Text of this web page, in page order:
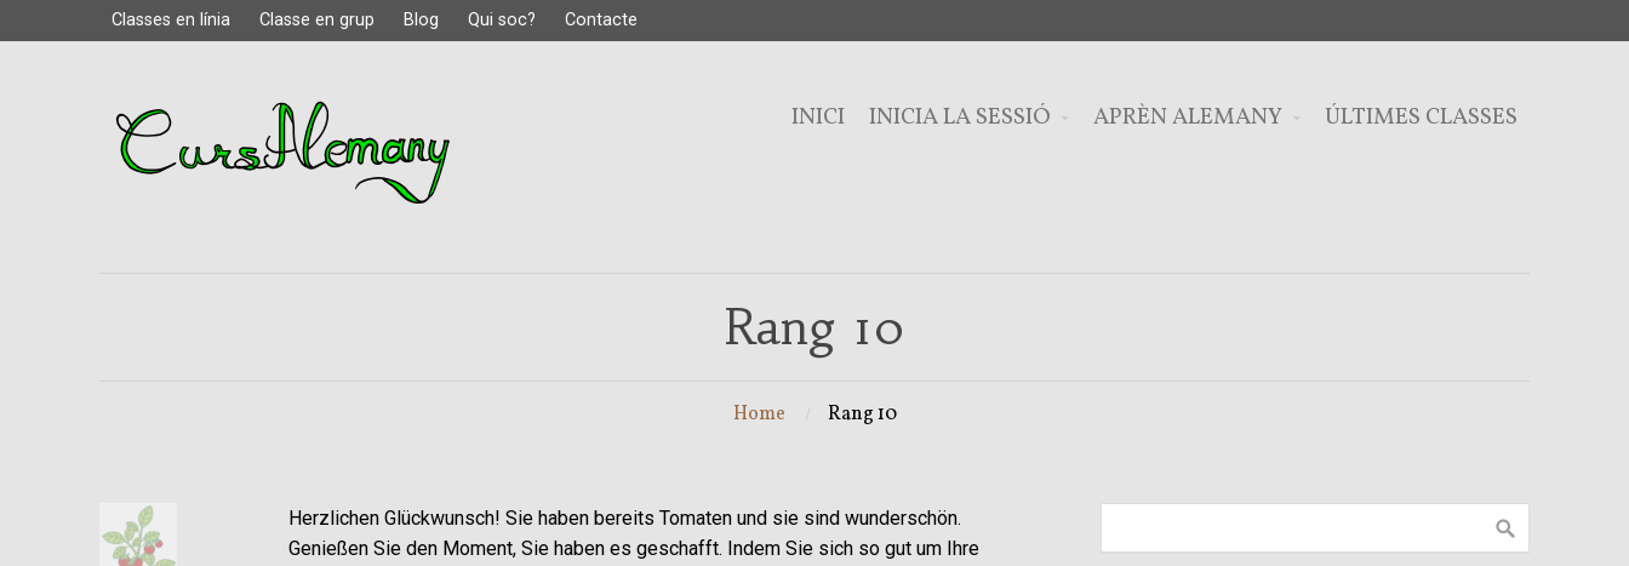
Classes en línia Classe en grup Blog Qui soc? Contacte
INICI INICIA LA SESSIÓ APRÈN ALEMANY ÚLTIMES CLASSES
Rang 10
Home Rang 10
Herzlichen Glückwunsch! Sie haben bereits Tomaten und sie sind wunderschön.
Genießen Sie den Moment, Sie haben es geschafft. Indem Sie sich so gut um Ihre